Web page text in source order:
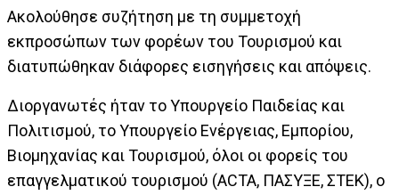
Ακολούθησε συζήτηση με τη συμμετοχή
εκπροσώπων των φορέων του Τουρισμού και
διατυπώθηκαν διάφορες εισηγήσεις και απόψεις.
Διοργανωτές ήταν το Υπουργείο Παιδείας και
Πολιτισμού, το Υπουργείο Ενέργειας, Εμπορίου,
Βιομηχανίας και Τουρισμού, όλοι οι φορείς του
επαγγελματικού τουρισμού (ACTA, ΠΑΣΥΞΕ, ΣΤΕΚ), ο